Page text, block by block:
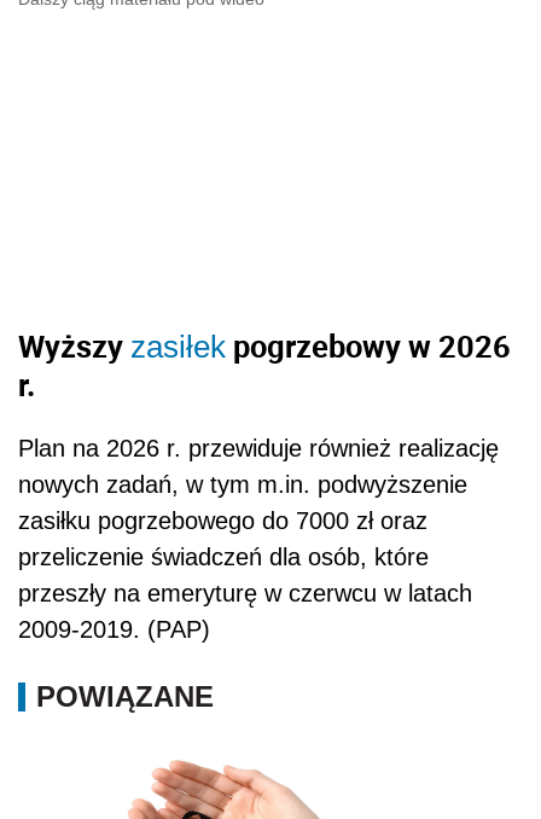
Wyższy zasiłek pogrzebowy w 2026
r.
Plan na 2026 r. przewiduje również realizację
nowych zadań, w tym m.in. podwyższenie
zasiłku pogrzebowego do 7000 zł oraz
przeliczenie świadczeń dla osób, które
przeszły na emeryturę w czerwcu w latach
2009-2019. (PAP)
POWIĄZANE